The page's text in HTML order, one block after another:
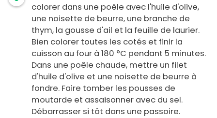
colorer dans une poêle avec l'huile d'olive,
une noisette de beurre, une branche de
thym, la gousse d'ail et la feuille de laurier.
Bien colorer toutes les cotés et finir la
cuisson au four à 180 °C pendant 5 minutes.
Dans une poêle chaude, mettre un filet
d'huile d'olive et une noisette de beurre à
fondre. Faire tomber les pousses de
moutarde et assaisonner avec du sel.
Débarrasser si tôt dans une passoire.